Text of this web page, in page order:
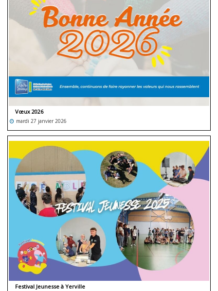
Vœux 2026
mardi 27 janvier 2026
Festival Jeunesse à Yerville